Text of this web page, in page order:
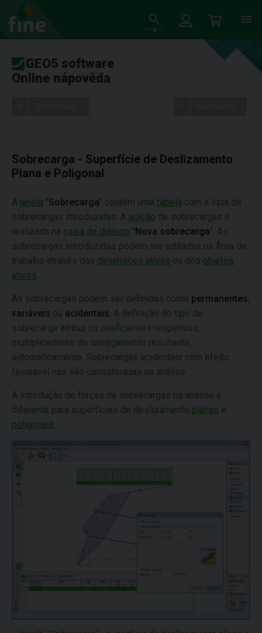
GEO5 software
Online nápověda
Sobrecarga - Superfície de Deslizamento
Plana e Poligonal
A janela "Sobrecarga" contém uma tabela com a lista de
sobrecargas introduzidas. A adição de sobrecargas é
realizada na caixa de diálogo "Nova sobrecarga". As
sobrecargas introduzidas podem ser editadas na Área de
trabalho através das dimensões ativas ou dos objetos
ativos
As sobrecargas podem ser definidas como permanentes,
variáveis ou acidentais . A definição do tipo de
sobrecarga atribui os coeficientes respetivos,
multiplicadores do carregamento resultante,
automaticamente. Sobrecargas acidentais com efeito
favorável não são consideradas na análise.
A introdução de forças de sobrecargas na análise é
diferente para superfícies de deslizamento planas e
poligonais